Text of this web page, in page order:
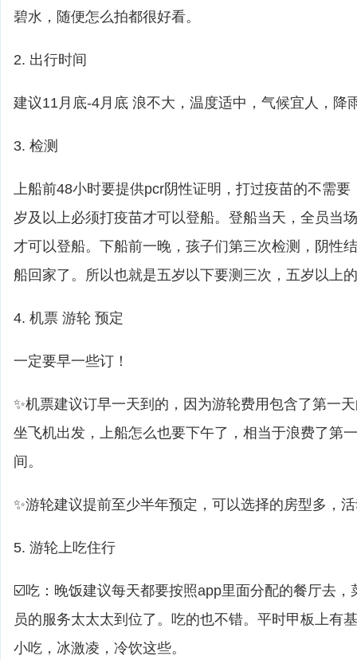
碧水，随便怎么拍都很好看。
2. 出行时间
建议11月底-4月底 浪不大，温度适中，气候宜人，降
3. 检测
上船前48小时要提供pcr阴性证明，打过疫苗的不需要
岁及以上必须打疫苗才可以登船。登船当天，全员当
才可以登船。下船前一晚，孩子们第三次检测，阴性
船回家了。所以也就是五岁以下要测三次，五岁以上
4. 机票 游轮 预定
一定要早一些订！
✨机票建议订早一天到的，因为游轮费用包含了第一
坐飞机出发，上船怎么也要下午了，相当于浪费了第
间。
✨游轮建议提前至少半年预定，可以选择的房型多，
5. 游轮上吃住行
☑️吃：晚饭建议每天都要按照app里面分配的餐厅去，
员的服务太太太到位了。吃的也不错。平时甲板上有
小吃，冰激凌，冷饮这些。